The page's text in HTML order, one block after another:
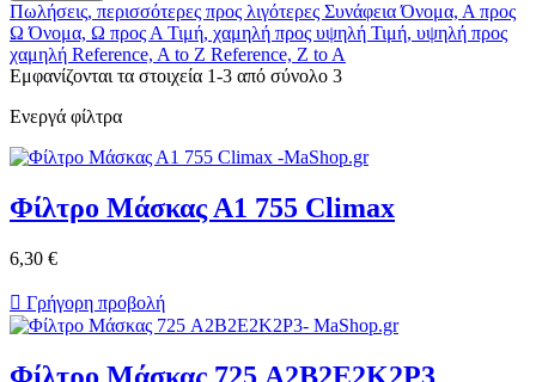
Πωλήσεις, περισσότερες προς λιγότερες ΣυνάφειαΌνομα, Α προς
ΩΌνομα, Ω προς ΑΤιμή, χαμηλή προς υψηλή Τιμή, υψηλή προς
χαμηλή Reference, A to Z Reference, Z to A
Εμφανίζονται τα στοιχεία 1-3 από σύνολο 3
Ενεργά φίλτρα
Φίλτρο Μάσκας Α1 755 Climax
6,30 €
 Γρήγορη προβολή